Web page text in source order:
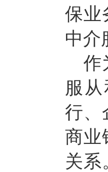
保业
中介
作
服
行、
商业
关系